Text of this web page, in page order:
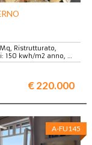
Mq, Ristrutturato,
150 kwh/m2 anno, …
€ 220.000
A-FU145